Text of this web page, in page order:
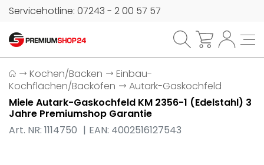
Servicehotline: 07243 - 2 00 57 57
Kochen/Backen
Einbau-
Kochflächen/Backöfen
Autark-Gaskochfeld
Miele Autark-Gaskochfeld KM 2356-1 (Edelstahl) 3
Jahre Premiumshop Garantie
Art. NR: 1114750
EAN: 4002516127543